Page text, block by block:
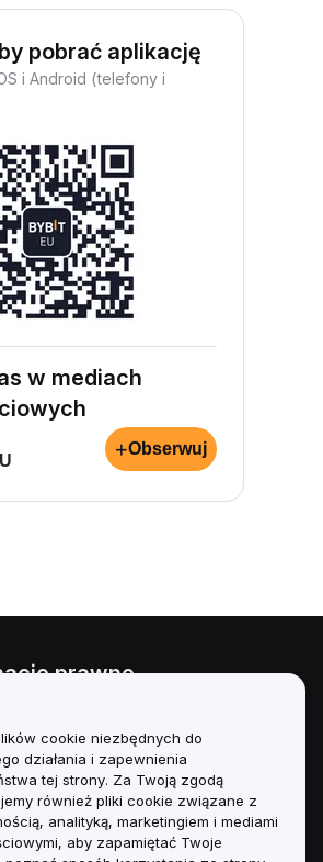
pobrać aplikację
i Android (telefony i
w mediach
+Obserwuj
prawne
polityki
i zarządzania
ESG
cookie niezbędnych do
działania i zapewnienia
tej strony. Za Twoją zgodą
również pliki cookie związane z
analityką, marketingiem i mediami
aby zapamiętać Twoje